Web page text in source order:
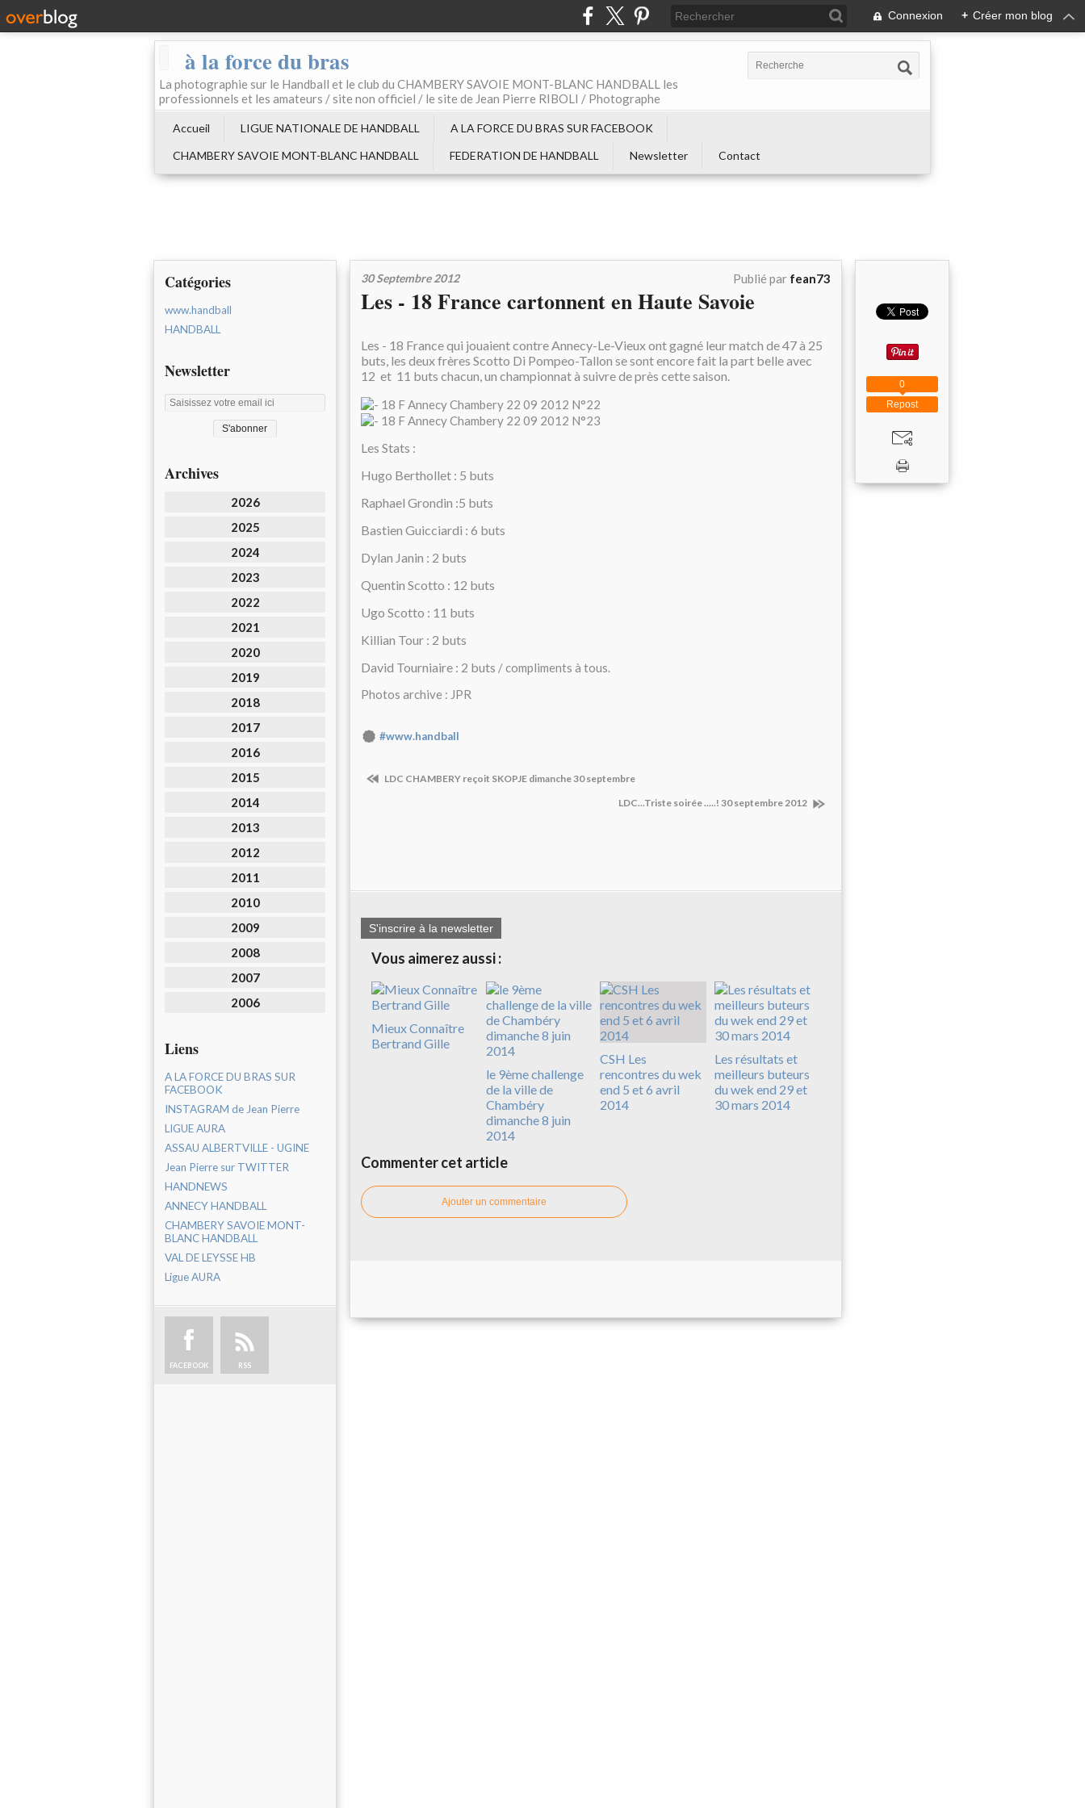
Connexion + Créer mon blog
à la force du bras
La photographie sur le Handball et le club du CHAMBERY SAVOIE MONT-BLANC HANDBALL les
professionnels et les amateurs / site non officiel / le site de Jean Pierre RIBOLI / Photographe
Accueil LIGUE NATIONALE DE HANDBALL
A LA FORCE DU BRAS SUR FACEBOOK
CHAMBERY SAVOIE MONT-BLANC HANDBALL
FEDERATION DE HANDBALL Newsletter Contact
Catégories
www.handball
HANDBALL
Newsletter
Archives
2026
2025
2024
2023
2022
2021
2020
2019
2018
2017
2016
2015
2014
2013
2012
2011
2010
2009
2008
2007
2006
Liens
A LA FORCE DU BRAS SUR
FACEBOOK
INSTAGRAM de Jean Pierre
LIGUE AURA
ASSAU ALBERTVILLE - UGINE
Jean Pierre sur TWITTER
HANDNEWS
ANNECY HANDBALL
CHAMBERY SAVOIE MONT-
BLANC HANDBALL
VAL DE LEYSSE HB
Ligue AURA
FACEBOOK RSS
30 Septembre 2012 Publié par fean73
Les - 18 France cartonnent en Haute Savoie
Les - 18 France qui jouaient contre Annecy-Le-Vieux ont gagné leur match de 47 à 25
buts, les deux frères Scotto Di Pompeo-Tallon se sont encore fait la part belle avec
12 et 11 buts chacun, un championnat à suivre de près cette saison.
Les Stats :
Hugo Berthollet : 5 buts
Raphael Grondin :5 buts
Bastien Guicciardi : 6 buts
Dylan Janin : 2 buts
Quentin Scotto : 12 buts
Ugo Scotto : 11 buts
Killian Tour : 2 buts
David Tourniaire : 2 buts / compliments à tous.
Photos archive : JPR
#www.handball
LDC CHAMBERY reçoit SKOPJE dimanche 30 septembre
LDC...Triste soirée .....! 30 septembre 2012
S'inscrire à la newsletter
Vous aimerez aussi :
Mieux Connaître
Bertrand Gille
le 9ème challenge
de la ville de
Chambéry
dimanche 8 juin
2014
CSH Les
rencontres du wek
end 5 et 6 avril
2014
Les résultats et
meilleurs buteurs
du wek end 29 et
30 mars 2014
Commenter cet article
Ajouter un commentaire
Repost
0